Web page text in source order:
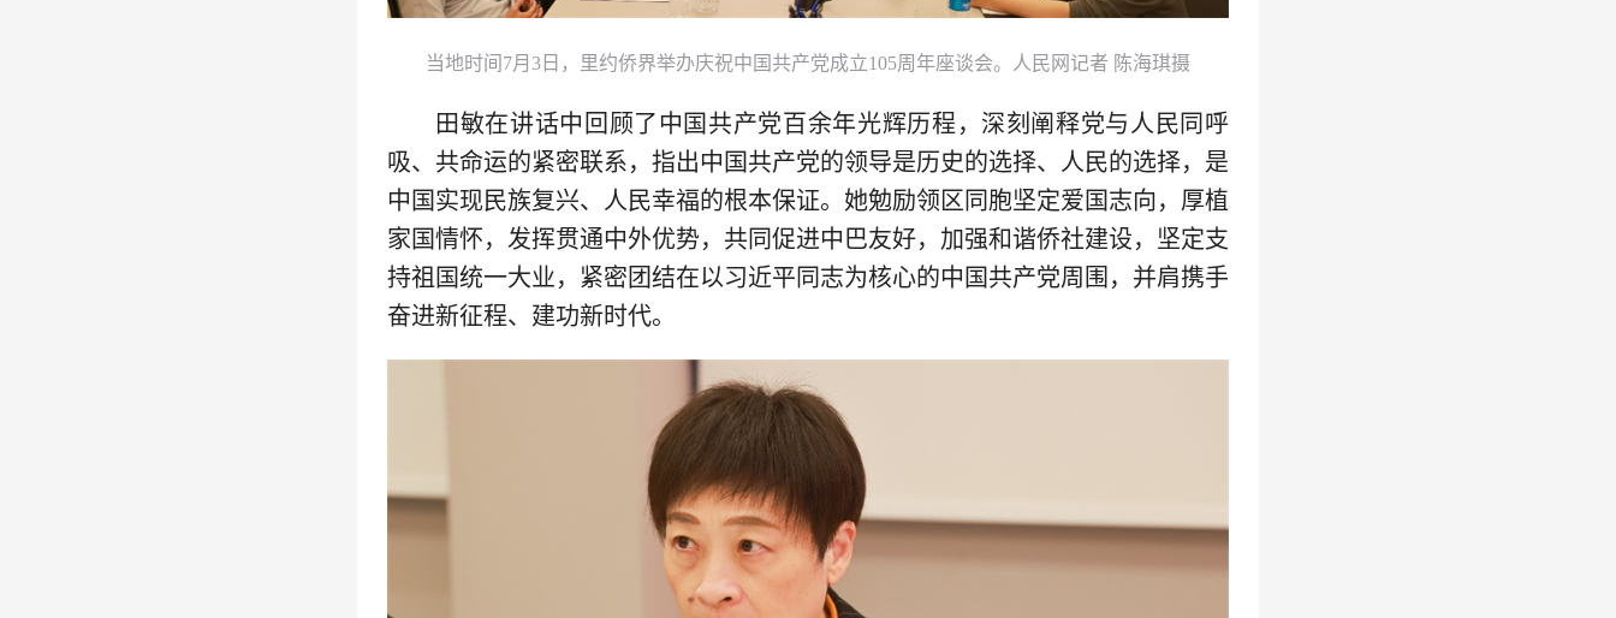
当地时间7月3日，里约侨界举办庆祝中国共产党成立105周年座谈会。人民网记者 陈海琪摄
田敏在讲话中回顾了中国共产党百余年光辉历程，深刻阐释党与人民同呼
吸、共命运的紧密联系，指出中国共产党的领导是历史的选择、人民的选择，是
中国实现民族复兴、人民幸福的根本保证。她勉励领区同胞坚定爱国志向，厚植
家国情怀，发挥贯通中外优势，共同促进中巴友好，加强和谐侨社建设，坚定支
持祖国统一大业，紧密团结在以习近平同志为核心的中国共产党周围，并肩携手
奋进新征程、建功新时代。